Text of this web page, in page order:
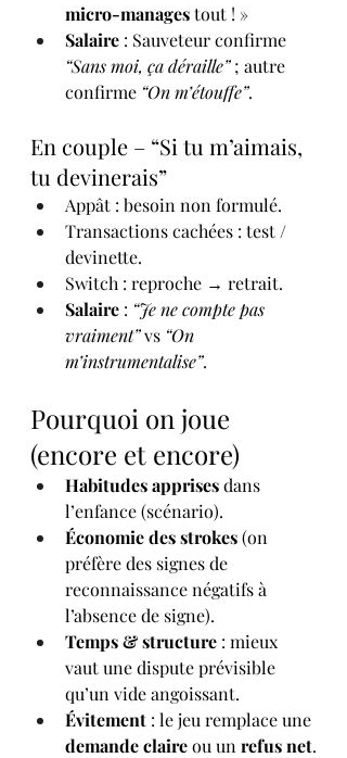
micro-manages tout ! »
Salaire : Sauveteur confirme
“Sans moi, ça déraille” ; autre
confirme “On m’étouffe”.
En couple – “Si tu m’aimais,
tu devinerais”
Appât : besoin non formulé.
Transactions cachées : test /
devinette.
Switch : reproche → retrait.
Salaire : “Je ne compte pas
vraiment” vs “On
m’instrumentalise”.
Pourquoi on joue
(encore et encore)
Habitudes apprises dans
l’enfance (scénario).
Économie des strokes (on
préfère des signes de
reconnaissance négatifs à
l’absence de signe).
Temps & structure : mieux
vaut une dispute prévisible
qu’un vide angoissant.
Évitement : le jeu remplace une
demande claire ou un refus net.